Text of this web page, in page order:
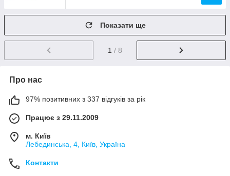
Показати ще
1 / 8
Про нас
97% позитивних з 337 відгуків за рік
Працює з 29.11.2009
м. Київ
Лебединська, 4, Київ, Україна
Контакти